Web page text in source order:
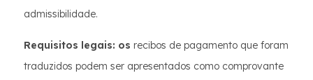
admissibilidade.
Requisitos legais: os recibos de pagamento que foram
traduzidos podem ser apresentados como comprovante